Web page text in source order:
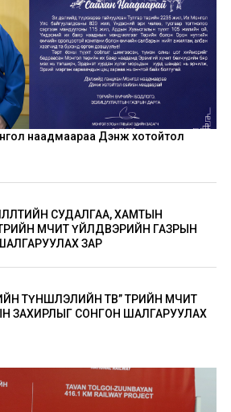
наадмаараа Дэнж хотойтол
СУДАЛГАА, ХАМТЫН
ӨМЧИТ ҮЙЛДВЭРИЙН ГАЗРЫН
ЗАР
ТҮНШЛЭЛИЙН ТӨВ” ТӨРИЙН ӨМЧИТ
ЗАХИРЛЫГ СОНГОН ШАЛГАРУУЛАХ